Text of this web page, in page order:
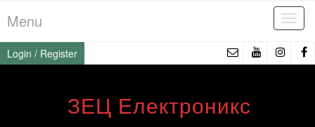
to
the
content
Menu
Login / Register
ЗЕЦ Електроникс